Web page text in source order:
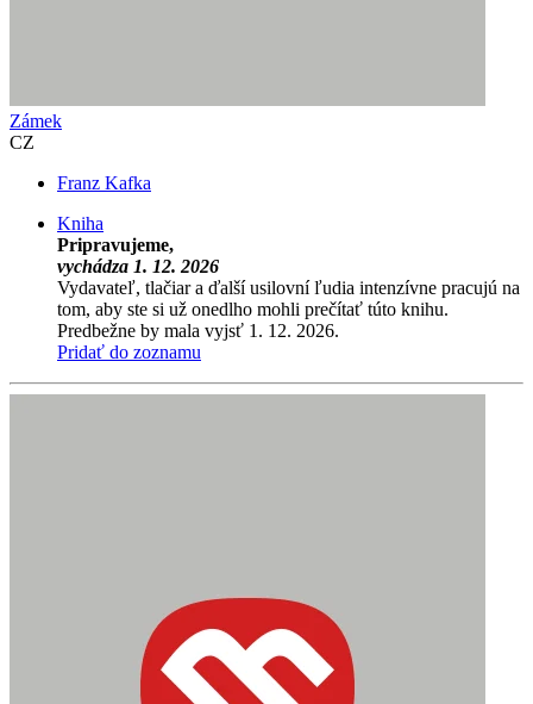
Zámek
CZ
Franz Kafka
Kniha
Pripravujeme,
vychádza 1. 12. 2026
Vydavateľ, tlačiar a ďalší usilovní ľudia intenzívne pracujú na
tom, aby ste si už onedlho mohli prečítať túto knihu.
Predbežne by mala vyjsť 1. 12. 2026.
Pridať do zoznamu